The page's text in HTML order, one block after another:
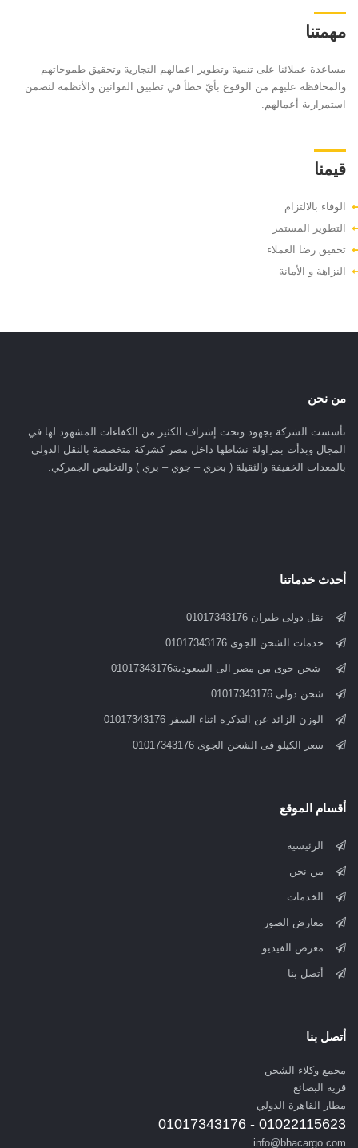
مهمتنا
مساعدة عملائنا على تنمية وتطوير اعمالهم التجارية وتحقيق طموحاتهم
والمحافظة عليهم من الوقوع بأيّ خطأ في تطبيق القوانين والأنظمة لنضمن
استمرارية أعمالهم.
قيمنا
الوفاء بالالتزام
التطوير المستمر
تحقيق رضا العملاء
النزاهة و الأمانة
من نحن
تأسست الشركة بجهود وتحت إشراف الكثير من الكفاءات المشهود لها في
المجال وبدأت بمزاولة نشاطها داخل مصر كشركة متخصصة بالنقل الدولي
بالمعدات الخفيفة والثقيلة ( بحري – جوي – بري ) والتخليص الجمركي.
أحدث خدماتنا
نقل دولى طيران 01017343176
خدمات الشحن الجوى 01017343176
شحن جوى من مصر الى السعودية01017343176
شحن دولى 01017343176
الوزن الزائد عن التذكره اثناء السفر 01017343176
سعر الكيلو فى الشحن الجوى 01017343176
أقسام الموقع
الرئيسية
من نحن
الخدمات
معارض الصور
معرض الفيديو
أتصل بنا
أتصل بنا
مجمع وكلاء الشحن
قرية البضائع
مطار القاهرة الدولي
01022115623 - 01017343176
info@bhacargo.com